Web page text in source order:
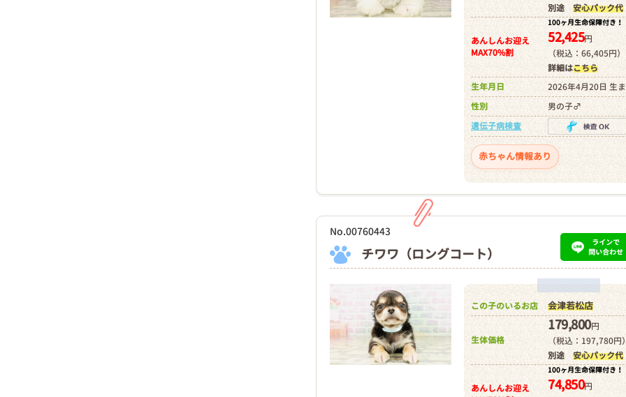
別途 安心パック代
あんしんお迎え
MAX70%割
100ヶ月生命保障付き！
52,425円
（税込：66,405円）
詳細はこちら
生年月日
2026年4月20日 生
性別
男の子♂
遺伝子病検査
赤ちゃん情報あり
No.00760443
チワワ（ロングコート）
ラインで
問い合わせ
この子のいるお店 会津若松店
生体価格
179,800円
（税込：197,780円
別途 安心パック代
あんしんお迎え
100ヶ月生命保障付き！
74,850円